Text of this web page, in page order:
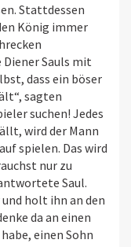
Stattdessen
König immer
Diener Sauls mit
dass ein böser
sagten
suchen! Jedes
wird der Mann
spielen. Das wird
nur zu
Saul.
holt ihn an den
da an einen
einen Sohn